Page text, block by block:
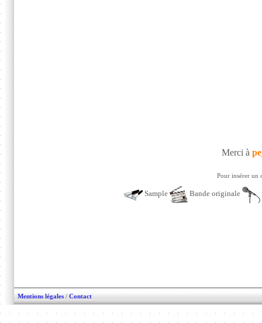
Merci à
Pour insérer un
Sample Bande originale
Mentions légales / Contact